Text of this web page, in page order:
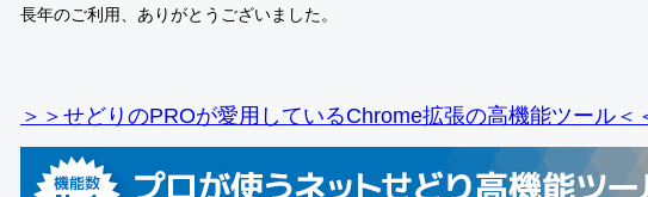
長年のご利用、ありがとうございました。
＞＞せどりのPROが愛用しているChrome拡張の高機能ツール＜